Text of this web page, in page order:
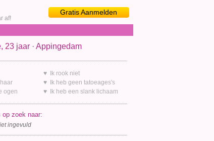
Gratis Aanmelden
af!
23 jaar · Appingedam
ogen
♥ Ik rook niet
♥ Ik heb geen tatoeages's
♥ Ik heb een slank lichaam
op zoek naar:
ingevuld